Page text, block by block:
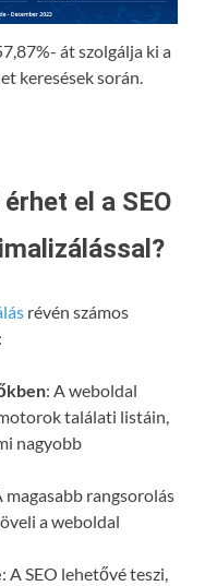
át szolgálja ki a
keresések során.
el a SEO
révén számos
: A weboldal
találati listáin,
nagyobb
magasabb rangsorolás
a weboldal
: A SEO lehetővé teszi,